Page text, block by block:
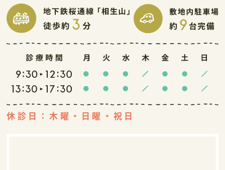
休診日：木曜・日曜・祝日